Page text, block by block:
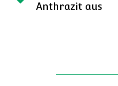
Anthrazit aus